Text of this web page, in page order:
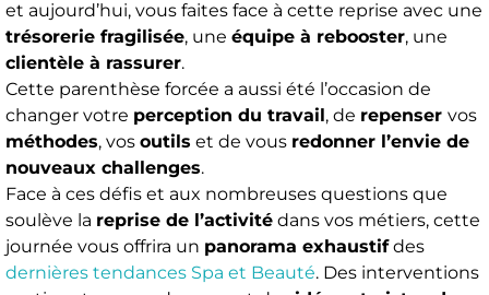
et aujourd’hui, vous faites face à cette reprise avec une
trésorerie fragilisée, une équipe à rebooster, une
clientèle à rassurer.
Cette parenthèse forcée a aussi été l’occasion de
changer votre perception du travail, de repenser vos
méthodes, vos outils et de vous redonner l’envie de
nouveaux challenges.
Face à ces défis et aux nombreuses questions que
soulève la reprise de l’activité dans vos métiers, cette
journée vous offrira un panorama exhaustifdes
dernières tendances Spa et Beauté. Des interventions